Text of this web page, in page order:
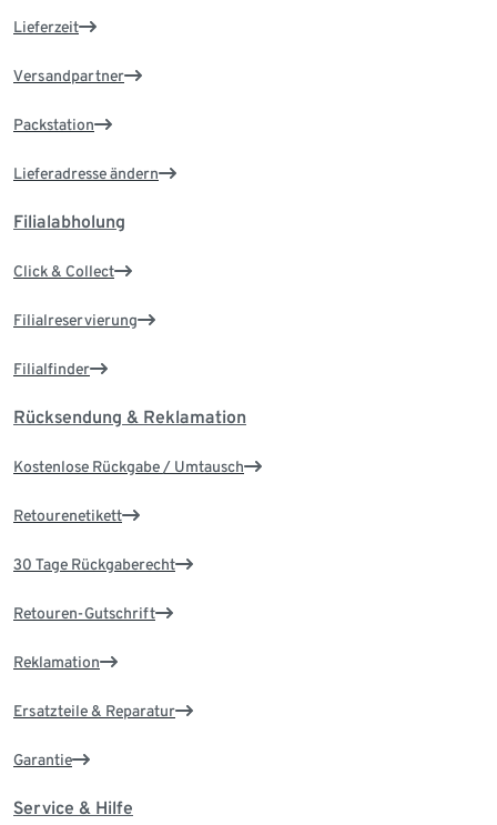
Lieferzeit
Versandpartner
Packstation
Lieferadresse ändern
Filialabholung
Click & Collect
Filialreservierung
Filialfinder
Rücksendung & Reklamation
Kostenlose Rückgabe / Umtausch
Retourenetikett
30 Tage Rückgaberecht
Retouren-Gutschrift
Reklamation
Ersatzteile & Reparatur
Garantie
Service & Hilfe